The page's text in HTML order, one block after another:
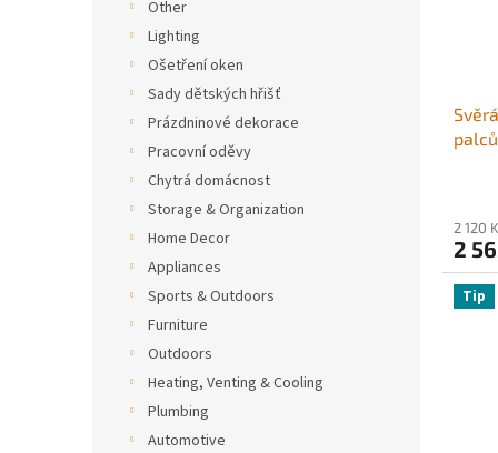
Other
Lighting
Ošetření oken
Sady dětských hřišť
Prázdninové dekorace
Pracovní oděvy
Chytrá domácnost
Storage & Organization
Home Decor
Appliances
Sports & Outdoors
Furniture
Outdoors
Heating, Venting & Cooling
Plumbing
Automotive
pro
Silné
2 120
2
Tip